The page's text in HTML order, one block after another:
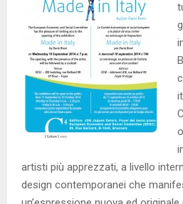
artisti più apprezzati, a livello
design contemporanei che